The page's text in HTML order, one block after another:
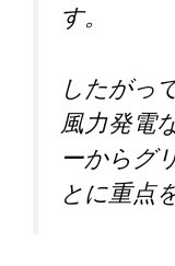
す。
したがっ
風力発電
ーからグ
とに重点